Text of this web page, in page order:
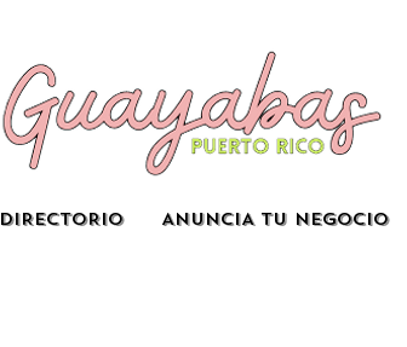
DIRECTORIO ANUNCIA TU NEGOCIO